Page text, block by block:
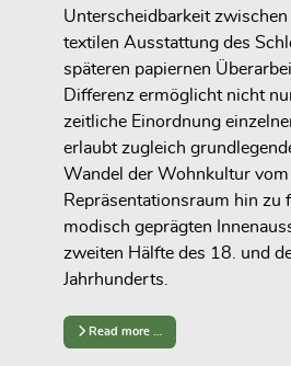
Unterscheidbarkeit
textilen Ausstattung des
späteren papiernen
Differenz ermöglicht nicht
zeitliche Einordnung
erlaubt zugleich
Wandel der Wohnkultur vom
Repräsentationsraum hin zu
modisch geprägten
zweiten Hälfte des 18. und
Jahrhunderts.
Read more …